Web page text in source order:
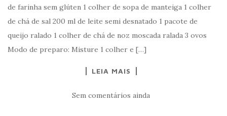
de farinha sem glúten 1 colher de sopa de manteiga 1 colher
de chá de sal 200 ml de leite semi desnatado 1 pacote de
queijo ralado 1 colher de chá de noz moscada ralada 3 ovos
Modo de preparo: Misture 1 colher e […]
LEIA MAIS
Sem comentários ainda